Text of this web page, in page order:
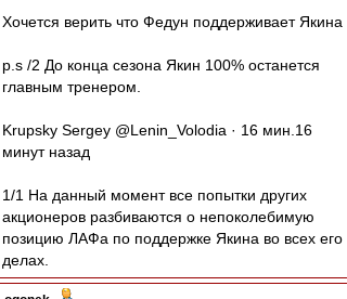
Хочется верить что Федун поддерживает Якина
p.s /2 До конца сезона Якин 100% останется
главным тренером.
Krupsky Sergey @Lenin_Volodia · 16 мин.16
минут назад
1/1 На данный момент все попытки других
акционеров разбиваются о непоколебимую
позицию ЛАФа по поддержке Якина во всех его
делах.